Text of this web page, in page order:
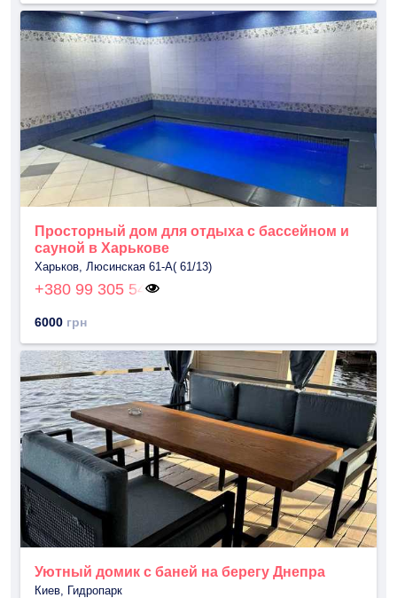
Просторный дом для отдыха с бассейном и
сауной в Харькове
Харьков, Люсинская 61-А( 61/13)
+380 99 305 54
6000 грн
Уютный домик с баней на берегу Днепра
Киев, Гидропарк